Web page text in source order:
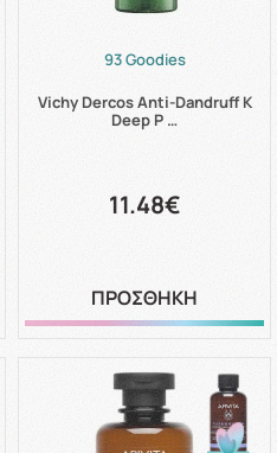
93 Goodies
Vichy Dercos Anti-Dandruff K
Deep P …
11.48€
ΠΡΟΣΘΗΚΗ